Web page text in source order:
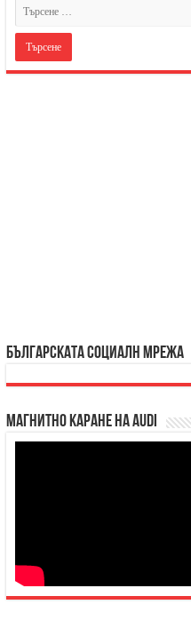
БЪЛГАРСКАТА СОЦИАЛН МРЕЖА
Магнитно каране на Audi